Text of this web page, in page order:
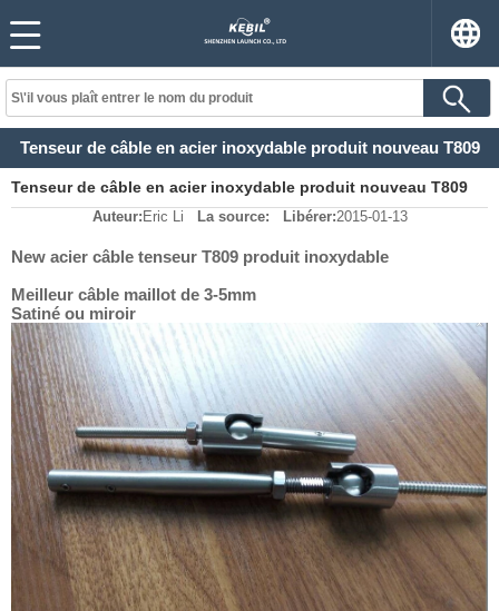
Tenseur de câble en acier inoxydable produit nouveau T809
Tenseur de câble en acier inoxydable produit nouveau T809
Auteur: Eric Li La source: Libérer:2015-01-13
New acier câble tenseur T809 produit inoxydable
Meilleur câble maillot de 3-5mm
Satiné ou miroir